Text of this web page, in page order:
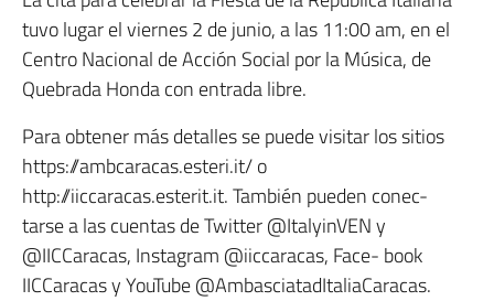
tuvo lugar el viernes 2 de junio, a las 11:00 am, en el
Centro Nacional de Acción Social por la Música, de
Quebrada Honda con entrada libre.
Para obtener más detalles se puede visitar los sitios
https://ambcaracas.esteri.it/ o
http://iiccaracas.esterit.it. También pueden conec-
tarse a las cuentas de Twitter @ItalyinVEN y
@IICCaracas, Instagram @iiccaracas, Face- book
IICCaracas y YouTube @AmbasciatadItaliaCaracas.